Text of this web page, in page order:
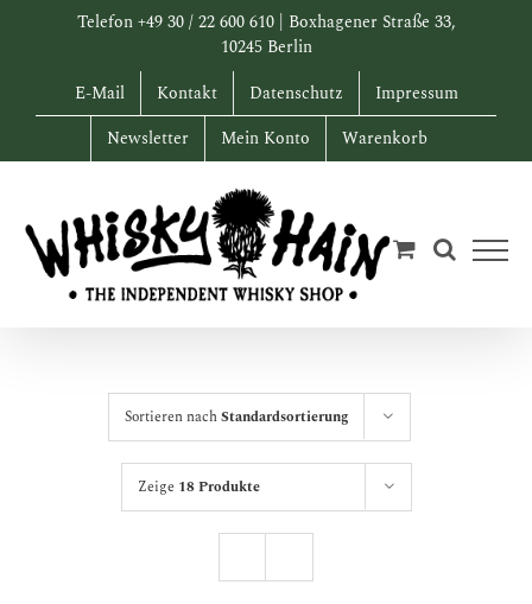
Telefon +49 30 / 22 600 610 | Boxhagener Straße 33,
10245 Berlin
E-Mail
Kontakt Datenschutz
Impressum
Newsletter
Mein Konto Warenkorb
Sortieren nachStandardsortierung
Zeige 18 Produkte